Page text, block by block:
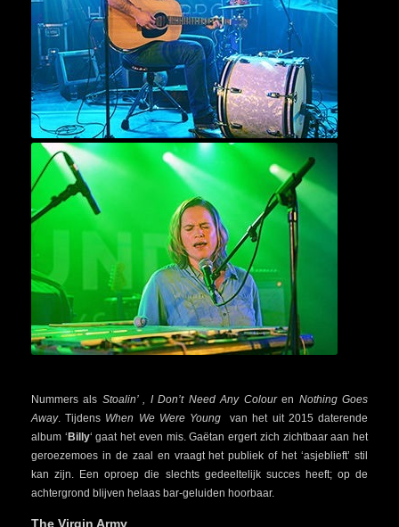
Nummers als Stoalin’ , I Don’t Need Any Colouren Nothing Goes
Away. Tijdens When We Were Youngvan het uit 2015 daterende
album ‘ Billy‘ gaat het even mis. Gaëtan ergert zich zichtbaar aan het
geroezemoes in de zaal en vraagt het publiek of het ‘asjeblieft’ stil
kan zijn. Een oproep die slechts gedeeltelijk succes heeft; op de
achtergrond blijven helaas bar-geluiden hoorbaar.
The Virgin Army